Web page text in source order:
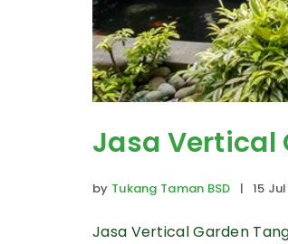
Jasa Vertical
by Tukang Taman BSD | 15
Jasa Vertical Garden